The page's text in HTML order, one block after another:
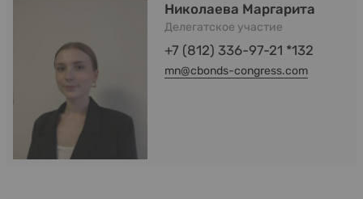
Николаева Маргарита
Делегатское участие
+7 (812) 336-97-21 *132
mn@cbonds-congress.com